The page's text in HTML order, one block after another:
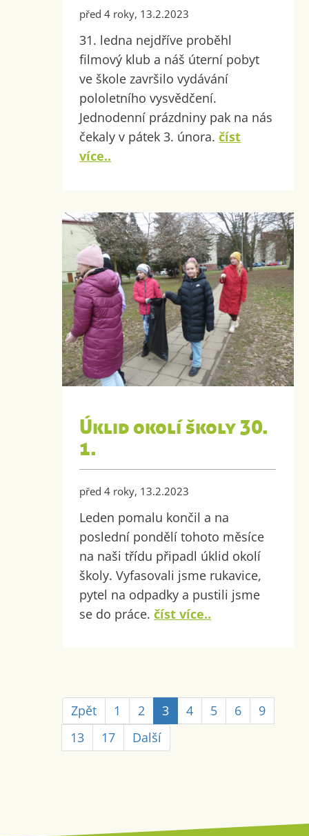
před 4 roky, 13.2.2023
31. ledna nejdříve proběhl
filmový klub a náš úterní pobyt
ve škole završilo vydávání
pololetního vysvědčení.
Jednodenní prázdniny pak na nás
čekaly v pátek 3. února.číst
více..
Úklid okolí školy 30.
1.
před 4 roky, 13.2.2023
Leden pomalu končil a na
poslední pondělí tohoto měsíce
na naši třídu připadl úklid okolí
školy. Vyfasovali jsme rukavice,
pytel na odpadky a pustili jsme
se do práce.číst více..
Zpět 1 2 3 4 5 6
9
13
17 Další